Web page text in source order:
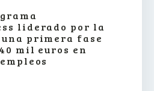
liderado por la
una primera fase
mil euros en